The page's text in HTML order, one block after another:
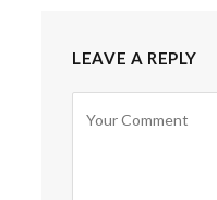
LEAVE A REPLY